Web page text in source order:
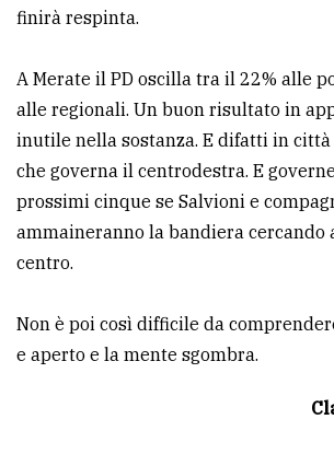
finirà respinta.
A Merate il PD oscilla tra il 22% alle
alle regionali. Un buon risultato in
inutile nella sostanza. E difatti in
che governa il centrodestra. E
prossimi cinque se Salvioni e
ammaineranno la bandiera cercando
centro.
Non è poi così difficile da
e aperto e la mente sgombra.